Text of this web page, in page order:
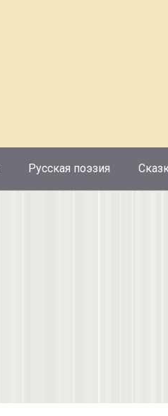
Русская поэзия